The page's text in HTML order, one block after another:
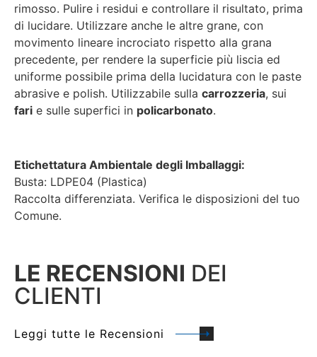
rimosso. Pulire i residui e controllare il risultato, prima
di lucidare. Utilizzare anche le altre grane, con
movimento lineare incrociato rispetto alla grana
precedente, per rendere la superficie più liscia ed
uniforme possibile prima della lucidatura con le paste
abrasive e polish. Utilizzabile sulla carrozzeria, sui
fari e sulle superfici in policarbonato.
Etichettatura Ambientale degli Imballaggi:
Busta: LDPE04 (Plastica)
Raccolta differenziata. Verifica le disposizioni del tuo
Comune.
LE RECENSIONI DEI
CLIENTI
Leggi tutte le Recensioni